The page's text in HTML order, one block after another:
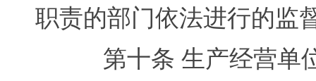
职责的部门依法进行的监
第十条 生产经营单位